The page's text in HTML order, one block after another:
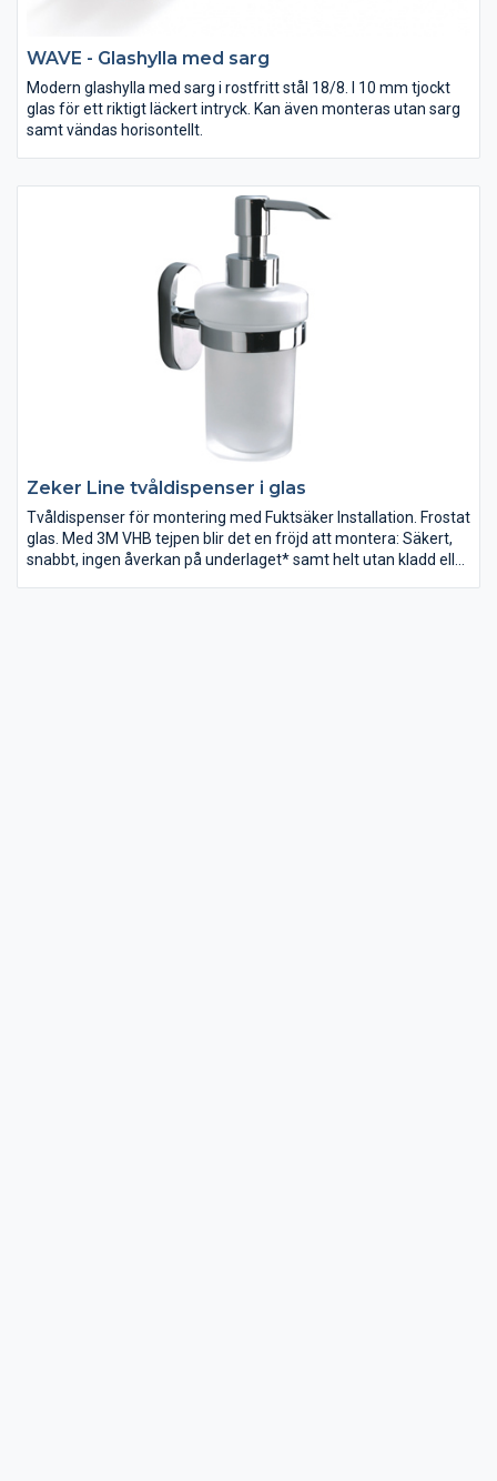
WAVE - Glashylla med sarg
Modern glashylla med sarg i rostfritt stål 18/8. I 10 mm tjockt
glas för ett riktigt läckert intryck. Kan även monteras utan sarg
samt vändas horisontellt.
Zeker Line tvåldispenser i glas
Tvåldispenser för montering med Fuktsäker Installation. Frostat
glas. Med 3M VHB tejpen blir det en fröjd att montera: Säkert,
snabbt, ingen åverkan på underlaget* samt helt utan kladd eller